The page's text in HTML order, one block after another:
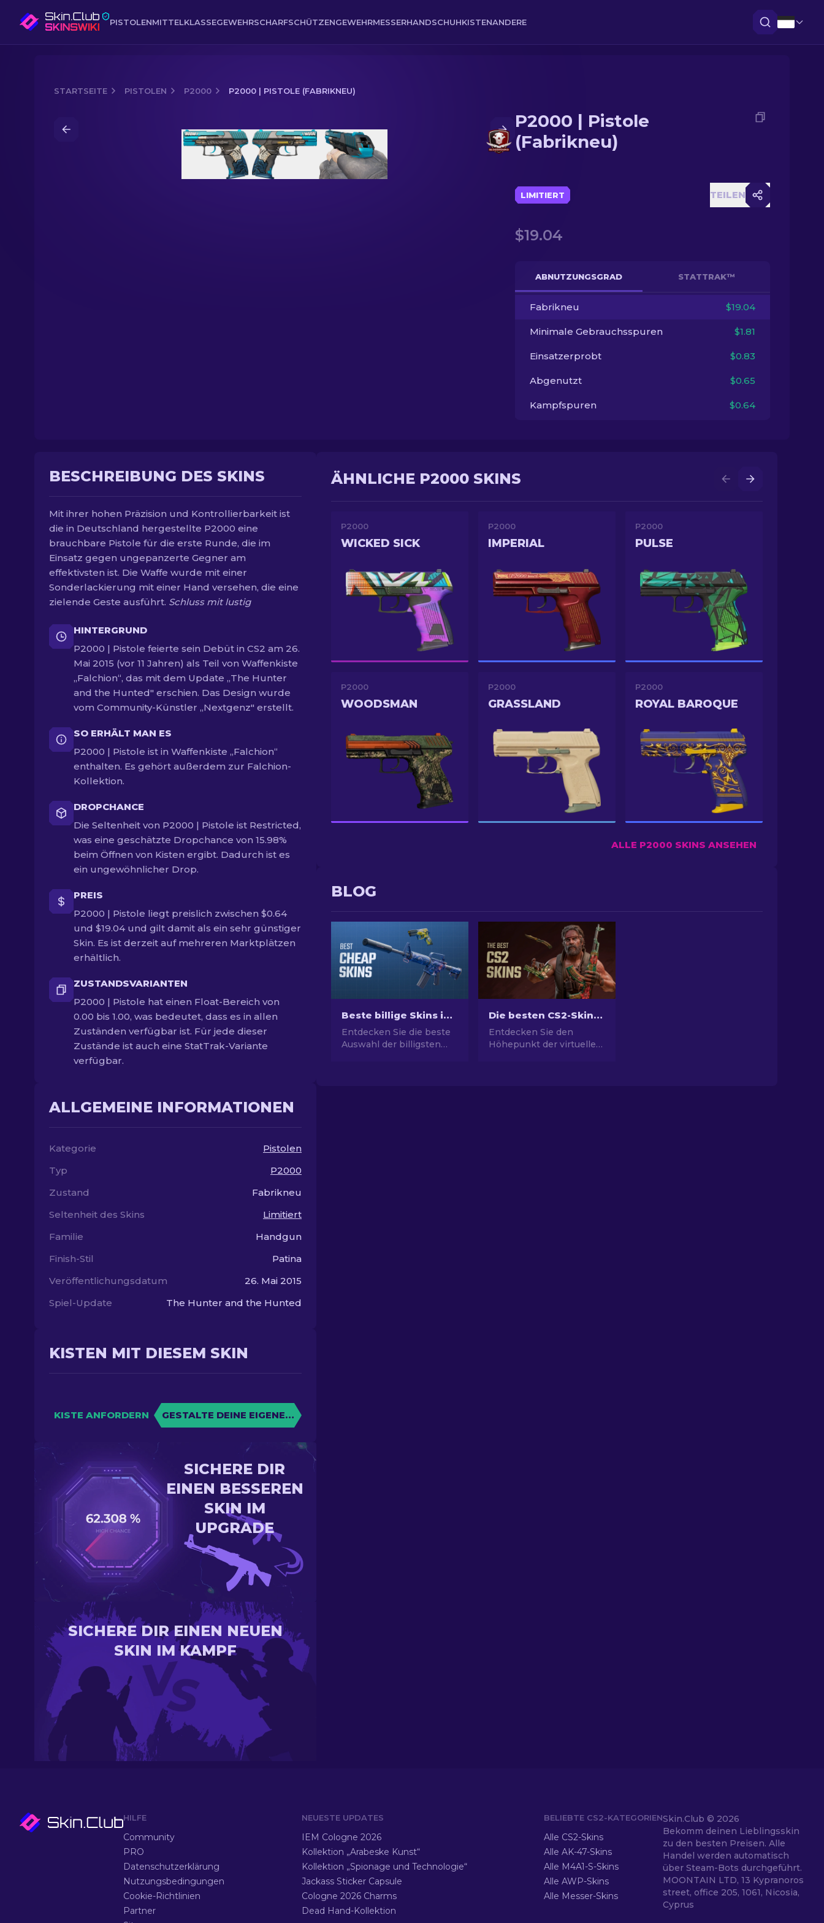
PISTOLENMITTELKLASSEGEWEHRSCHARFSCHÜTZENGEWEHRMESSERHANDSCHUHKISTENANDERE
STARTSEITE PISTOLEN P2000 P2000 | PISTOLE (FABRIKNEU)
P2000 | Pistole (Fabrikneu)
P2000 | Pistole
(Fabrikneu)
LIMITIERT TEILEN
$19.04
ABNUTZUNGSGRAD STATTRAK™
Fabrikneu $19.04
Minimale Gebrauchsspuren $1.81
Einsatzerprobt $0.83
Abgenutzt $0.65
Kampfspuren $0.64
BESCHREIBUNG DES SKINS
Mit ihrer hohen Präzision und Kontrollierbarkeit ist
die in Deutschland hergestellte P2000 eine
brauchbare Pistole für die erste Runde, die im
Einsatz gegen ungepanzerte Gegner am
effektivsten ist. Die Waffe wurde mit einer
Sonderlackierung mit einer Hand versehen, die eine
zielende Geste ausführt. Schluss mit lustig
HINTERGRUND
P2000 | Pistole feierte sein Debüt in CS2 am 26.
Mai 2015 (vor 11 Jahren) als Teil von Waffenkiste
„Falchion“, das mit dem Update „The Hunter
and the Hunted" erschien. Das Design wurde
vom Community-Künstler „Nextgenz" erstellt.
SO ERHÄLT MAN ES
P2000 | Pistole ist in Waffenkiste „Falchion“
enthalten. Es gehört außerdem zur Falchion-
Kollektion.
DROPCHANCE
Die Seltenheit von P2000 | Pistole ist Restricted,
was eine geschätzte Dropchance von 15.98%
beim Öffnen von Kisten ergibt. Dadurch ist es
ein ungewöhnlicher Drop.
PREIS
P2000 | Pistole liegt preislich zwischen $0.64
und $19.04 und gilt damit als ein sehr günstiger
Skin. Es ist derzeit auf mehreren Marktplätzen
erhältlich.
ZUSTANDSVARIANTEN
P2000 | Pistole hat einen Float-Bereich von
0.00 bis 1.00, was bedeutet, dass es in allen
Zuständen verfügbar ist. Für jede dieser
Zustände ist auch eine StatTrak-Variante
verfügbar.
ALLGEMEINE INFORMATIONEN
Kategorie
Pistolen
Typ
P2000
Zustand
Fabrikneu
Seltenheit des Skins
Limitiert
Familie
Handgun
Finish-Stil
Patina
Veröffentlichungsdatum
26. Mai 2015
Spiel-Update
The Hunter and the Hunted
KISTEN MIT DIESEM SKIN
KISTE ANFORDERN GESTALTE DEINE EIGENE KISTE
SICHERE DIR
EINEN BESSEREN
SKIN IM
UPGRADE
SICHERE DIR EINEN NEUEN
SKIN IM KAMPF
ÄHNLICHE P2000 SKINS
P2000
WICKED SICK
P2000
IMPERIAL
P2000
PULSE
P2000
WOODSMAN
P2000
GRASSLAND
P2000
ROYAL BAROQUE
ALLE P2000 SKINS ANSEHEN
BLOG
Beste billige Skins in CS2 [2026]
Entdecken Sie die beste
Auswahl der billigsten
Die besten CS2-Skins [2026]
Entdecken Sie den
Höhepunkt der virtuellen
HILFE
Community
PRO
Datenschutzerklärung
Nutzungsbedingungen
Cookie-Richtlinien
Partner
NEUESTE UPDATES
IEM Cologne 2026
Kollektion „Arabeske Kunst“
Kollektion „Spionage und Technologie“
Jackass Sticker Capsule
Cologne 2026 Charms
Dead Hand-Kollektion
BELIEBTE CS2-KATEGORIEN
Alle CS2-Skins
Alle AK-47-Skins
Alle M4A1-S-Skins
Alle AWP-Skins
Alle Messer-Skins
Skin.Club © 2026
Bekomm deinen Lieblingsskin
zu den besten Preisen. Alle
Handel werden automatisch
über Steam-Bots durchgeführt.
MOONTAIN LTD, 13 Kypranoros
street, office 205, 1061, Nicosia,
Cyprus